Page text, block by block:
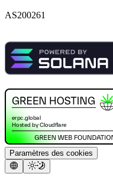
AS200261
Paramètres des cookies